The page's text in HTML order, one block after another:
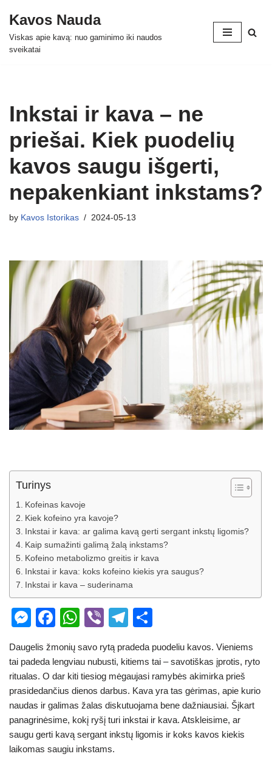
Skip
to
Kavos Nauda
Viskas apie kavą: nuo gaminimo iki naudos
sveikatai
Inkstai ir kava – ne
priešai. Kiek puodelių
kavos saugu išgerti,
nepakenkiant inkstams?
by Kavos Istorikas 2024-05-13
Turinys
Kofeinas kavoje
Kiek kofeino yra kavoje?
Inkstai ir kava: ar galima kavą gerti sergant inkstų ligomis?
Kaip sumažinti galimą žalą inkstams?
Kofeino metabolizmo greitis ir kava
Inkstai ir kava: koks kofeino kiekis yra saugus?
Inkstai ir kava – suderinama
M
ss
e
n
g
er
F
c
e
b
o
o
k
W
at
s
A
p
p
Vi
er
T
e
gr
a
m
ar
e
Daugelis žmonių savo rytą pradeda puodeliu kavos. Vieniems
tai padeda lengviau nubusti, kitiems tai – savotiškas įprotis, ryto
ritualas. O dar kiti tiesiog mėgaujasi ramybės akimirka prieš
prasidedančius dienos darbus. Kava yra tas gėrimas, apie kurio
naudas ir galimas žalas diskutuojama bene dažniausiai. Šįkart
panagrinėsime, kokį ryšį turi inkstai ir kava. Atskleisime, ar
saugu gerti kavą sergant inkstų ligomis ir koks kavos kiekis
laikomas saugiu inkstams.